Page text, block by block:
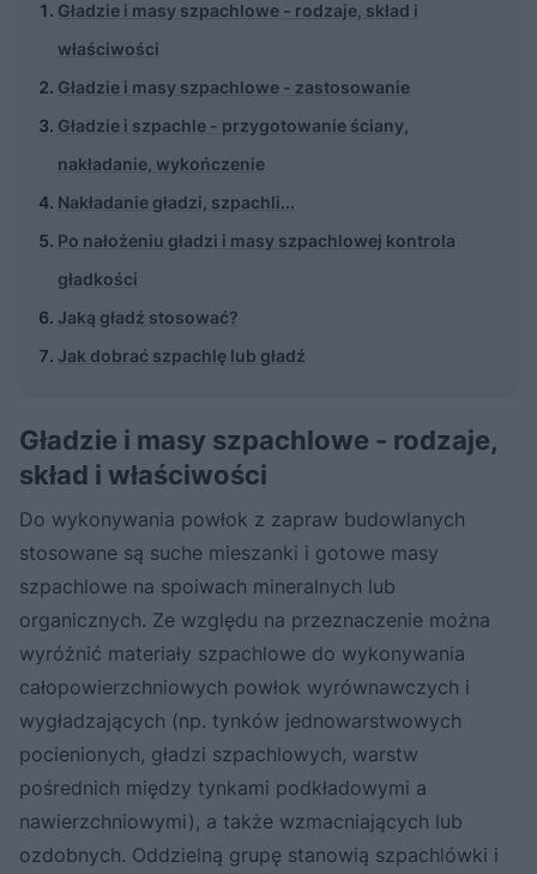
Gładzie i masy szpachlowe - rodzaje, skład i
właściwości
Gładzie i masy szpachlowe - zastosowanie
Gładzie i szpachle - przygotowanie ściany,
nakładanie, wykończenie
Nakładanie gładzi, szpachli...
Po nałożeniu gładzi i masy szpachlowej kontrola
gładkości
Jaką gładź stosować?
Jak dobrać szpachlę lub gładź
Gładzie i masy szpachlowe - rodzaje,
skład i właściwości
Do wykonywania powłok z zapraw budowlanych
stosowane są suche mieszanki i gotowe masy
szpachlowe na spoiwach mineralnych lub
organicznych. Ze względu na przeznaczenie można
wyróżnić materiały szpachlowe do wykonywania
całopowierzchniowych powłok wyrównawczych i
wygładzających (np. tynków jednowarstwowych
pocienionych, gładzi szpachlowych, warstw
pośrednich między tynkami podkładowymi a
nawierzchniowymi), a także wzmacniających lub
ozdobnych. Oddzielną grupę stanowią szpachlówki i